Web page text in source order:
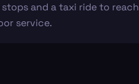
and a taxi ride to reach
service.